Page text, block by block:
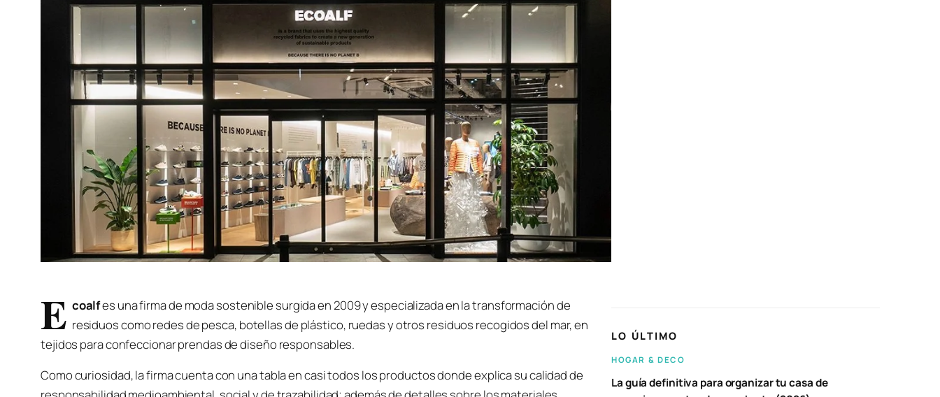
E coalfes una firma de moda sostenible surgida en 2009 y especializada en la transformación de
residuos como redes de pesca, botellas de plástico, ruedas y otros residuos recogidos del mar, en
tejidos para confeccionar prendas de diseño responsables.
Como curiosidad, la firma cuenta con una tabla en casi todos los productos donde explica su calidad de
LO ÚLTIMO
HOGAR & DECO
La guía definitiva para organizar tu casa de